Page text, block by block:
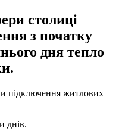
столиці
з початку
дня тепло
підключення житлових
днів.